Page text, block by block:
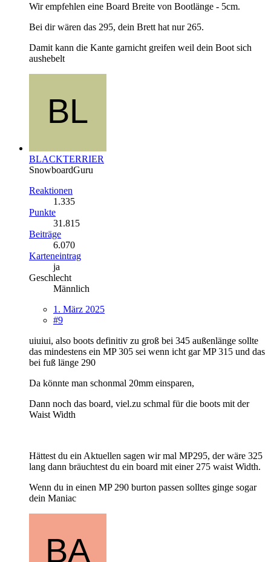
Wir empfehlen eine Board Breite von Bootlänge - 5cm.
Bei dir wären das 295, dein Brett hat nur 265.
Damit kann die Kante garnicht greifen weil dein Boot sich
aushebelt
BLACKTERRIER
SnowboardGuru
Reaktionen
1.335
Punkte
31.815
Beiträge
6.070
Karteneintrag
ja
Geschlecht
Männlich
1. März 2025
#9
uiuiui, also boots definitiv zu groß bei 345 außenlänge sollte
das mindestens ein MP 305 sei wenn icht gar MP 315 und das
bei fuß länge 290
Da könnte man schonmal 20mm einsparen,
Dann noch das board, viel.zu schmal für die boots mit der
Waist Width
Hättest du ein Aktuellen sagen wir mal MP295, der wäre 325
lang dann bräuchtest du ein board mit einer 275 waist Width.
Wenn du in einen MP 290 burton passen solltes ginge sogar
dein Maniac